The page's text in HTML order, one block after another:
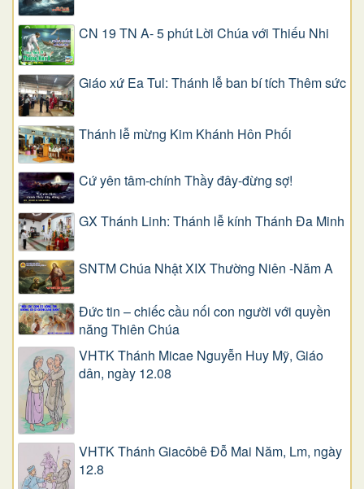
CN 19 TN A- 5 phút Lời Chúa với Thiếu Nhi
Giáo xứ Ea Tul: Thánh lễ ban bí tích Thêm sức
Thánh lễ mừng Kim Khánh Hôn Phối
Cứ yên tâm-chính Thầy đây-đừng sợ!
GX Thánh Linh: Thánh lễ kính Thánh Đa Minh
SNTM Chúa Nhật XIX Thường Niên -Năm A
Đức tin – chiếc cầu nối con người với quyền
năng Thiên Chúa
VHTK Thánh Micae Nguyễn Huy Mỹ, Giáo
dân, ngày 12.08
VHTK Thánh Giacôbê Ðỗ Mai Năm, Lm, ngày
12.8